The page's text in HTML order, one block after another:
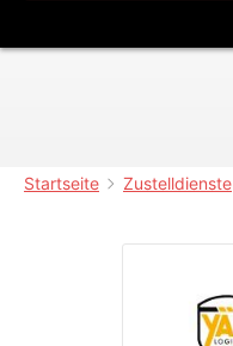
Startseite Zustelldienste